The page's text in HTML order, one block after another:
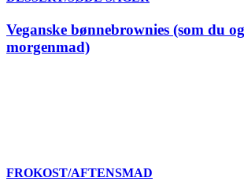
Veganske bønnebrownies (som du
morgenmad)
FROKOST/AFTENSMAD